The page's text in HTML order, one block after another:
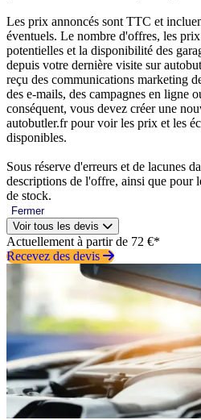
Les prix annoncés sont TTC et
éventuels. Le nombre d'offres, les
potentielles et la disponibilité des
depuis votre dernière visite sur
reçu des communications marketing
des e-mails, des campagnes en ligne
conséquent, vous devez créer une
autobutler.fr pour voir les prix et les
disponibles.
Sous réserve d'erreurs et de lacunes
descriptions de l'offre, ainsi que pour
de stock.
Fermer
Voir tous les devis
Actuellement à partir de 72 €*
Recevez des devis